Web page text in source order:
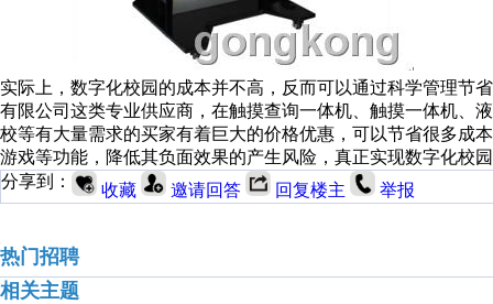
实际上，数字化校园的成本并不高，反而可以通过科学管理节
有限公司这类专业供应商，在触摸查询一体机、触摸一体机、
校等有大量需求的买家有着巨大的价格优惠，可以节省很多成
游戏等功能，降低其负面效果的产生风险，真正实现数字化校
分享到：
收藏 邀请回答 回复楼主 举报
热门招聘
相关主题